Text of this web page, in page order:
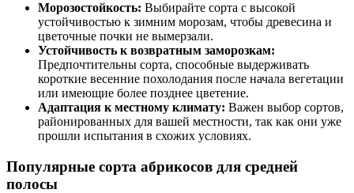
Морозостойкость: Выбирайте сорта с высокой
устойчивостью к зимним морозам, чтобы древесина и
цветочные почки не вымерзали.
Устойчивость к возвратным заморозкам:
Предпочтительны сорта, способные выдерживать
короткие весенние похолодания после начала вегетации
или имеющие более позднее цветение.
Адаптация к местному климату: Важен выбор сортов,
районированных для вашей местности, так как они уже
прошли испытания в схожих условиях.
Популярные сорта абрикосов для средней
полосы